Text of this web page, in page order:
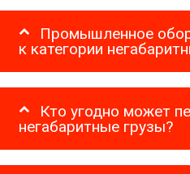
Промышленное
к категории
Кто угодно может
негабаритные грузы?